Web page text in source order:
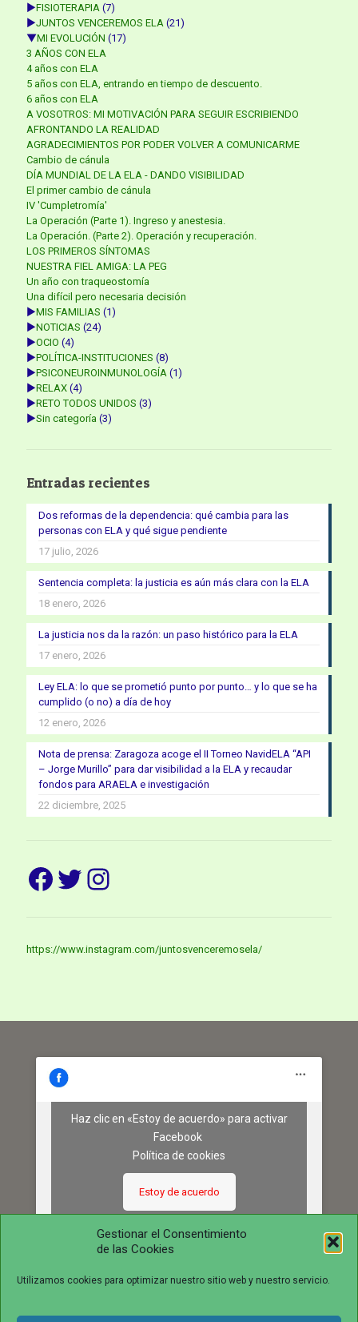
Gestionar el Consentimiento
de las Cookies
Utilizamos cookies para optimizar nuestro sitio web y nuestro servicio.
►FISIOTERAPIA (7)
►JUNTOS VENCEREMOS ELA (21)
▼MI EVOLUCIÓN (17)
3 AÑOS CON ELA
4 años con ELA
5 años con ELA, entrando en tiempo de descuento.
6 años con ELA
A VOSOTROS: MI MOTIVACIÓN PARA SEGUIR ESCRIBIENDO
AFRONTANDO LA REALIDAD
AGRADECIMIENTOS POR PODER VOLVER A COMUNICARME
Cambio de cánula
DÍA MUNDIAL DE LA ELA - DANDO VISIBILIDAD
El primer cambio de cánula
IV 'Cumpletromía'
La Operación (Parte 1). Ingreso y anestesia.
La Operación. (Parte 2). Operación y recuperación.
LOS PRIMEROS SÍNTOMAS
NUESTRA FIEL AMIGA: LA PEG
Un año con traqueostomía
Una difícil pero necesaria decisión
►MIS FAMILIAS (1)
►NOTICIAS (24)
►OCIO (4)
►POLÍTICA-INSTITUCIONES (8)
►PSICONEUROINMUNOLOGÍA (1)
►RELAX (4)
►RETO TODOS UNIDOS (3)
►Sin categoría (3)
Entradas recientes
Dos reformas de la dependencia: qué cambia para las
personas con ELA y qué sigue pendiente
17 julio, 2026
Sentencia completa: la justicia es aún más clara con la ELA
18 enero, 2026
La justicia nos da la razón: un paso histórico para la ELA
17 enero, 2026
Ley ELA: lo que se prometió punto por punto… y lo que se ha
cumplido (o no) a día de hoy
12 enero, 2026
Nota de prensa: Zaragoza acoge el II Torneo NavidELA “API
– Jorge Murillo” para dar visibilidad a la ELA y recaudar
fondos para ARAELA e investigación
22 diciembre, 2025
Facebook
Twitter
Instagram
https://www.instagram.com/juntosvenceremosela/
Haz clic en «Estoy de acuerdo» para activar
Facebook
Política de cookies
Estoy de acuerdo